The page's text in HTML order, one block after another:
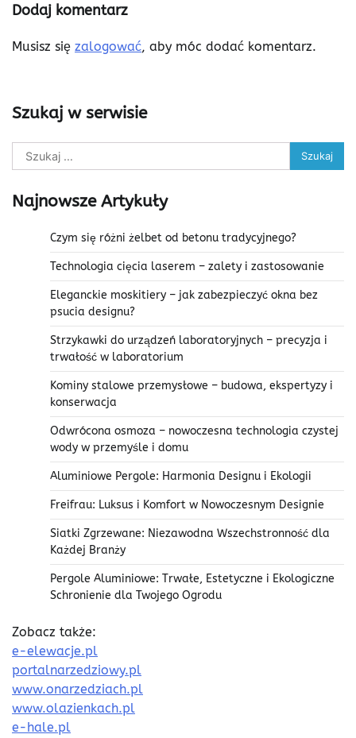
Dodaj komentarz
Musisz się zalogować, aby móc dodać komentarz.
Szukaj w serwisie
Szukaj:
Najnowsze Artykuły
Czym się różni żelbet od betonu tradycyjnego?
Technologia cięcia laserem – zalety i zastosowanie
Eleganckie moskitiery – jak zabezpieczyć okna bez
psucia designu?
Strzykawki do urządzeń laboratoryjnych – precyzja i
trwałość w laboratorium
Kominy stalowe przemysłowe – budowa, ekspertyzy i
konserwacja
Odwrócona osmoza – nowoczesna technologia czystej
wody w przemyśle i domu
Aluminiowe Pergole: Harmonia Designu i Ekologii
Freifrau: Luksus i Komfort w Nowoczesnym Designie
Siatki Zgrzewane: Niezawodna Wszechstronność dla
Każdej Branży
Pergole Aluminiowe: Trwałe, Estetyczne i Ekologiczne
Schronienie dla Twojego Ogrodu
Zobacz także:
e-elewacje.pl
portalnarzedziowy.pl
www.onarzedziach.pl
www.olazienkach.pl
e-hale.pl